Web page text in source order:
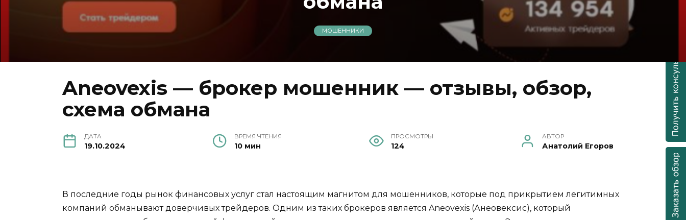
МОШЕННИКИ
Aneovexis — брокер мошенник — отзывы, обзор,
схема обмана
ДАТА
19.10.2024
ВРЕМЯ ЧТЕНИЯ
10 мин
ПРОСМОТРЫ
124
АВТОР
Анатолий Егоров
В последние годы рынок финансовых услуг стал настоящим магнитом для мошенников, которые под прикрытием легитимных
компаний обманывают доверчивых трейдеров. Одним из таких брокеров является Aneovexis (Анеовексис), который